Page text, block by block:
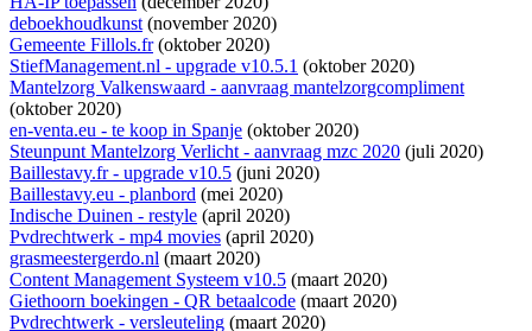
deboekhoudkunst(november 2020)
Gemeente Fillols.fr(oktober 2020)
StiefManagement.nl - upgrade v10.5.1 (oktober 2020)
Mantelzorg Valkenswaard - aanvraag mantelzorgcompliment
(oktober 2020)
en-venta.eu - te koop in Spanje (oktober 2020)
Steunpunt Mantelzorg Verlicht - aanvraag mzc 2020 (juli 2020)
Baillestavy.fr - upgrade v10.5 (juni 2020)
Baillestavy.eu - planbord (mei 2020)
Indische Duinen - restyle (april 2020)
Pvdrechtwerk - mp4 movies (april 2020)
grasmeestergerdo.nl (maart 2020)
Content Management Systeem v10.5 (maart 2020)
Giethoorn boekingen - QR betaalcode (maart 2020)
Pvdrechtwerk - versleuteling (maart 2020)